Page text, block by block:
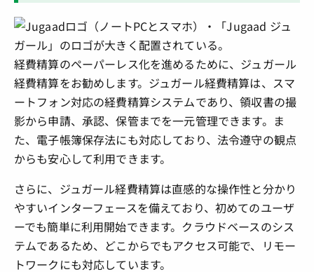
経費精算のペーパーレス化を進めるために、ジュガール
経費精算をお勧めします。ジュガール経費精算は、スマ
ートフォン対応の経費精算システムであり、領収書の撮
影から申請、承認、保管までを一元管理できます。ま
た、電子帳簿保存法にも対応しており、法令遵守の観点
からも安心して利用できます。
さらに、ジュガール経費精算は直感的な操作性と分かり
やすいインターフェースを備えており、初めてのユーザ
ーでも簡単に利用開始できます。クラウドベースのシス
テムであるため、どこからでもアクセス可能で、リモー
トワークにも対応しています。